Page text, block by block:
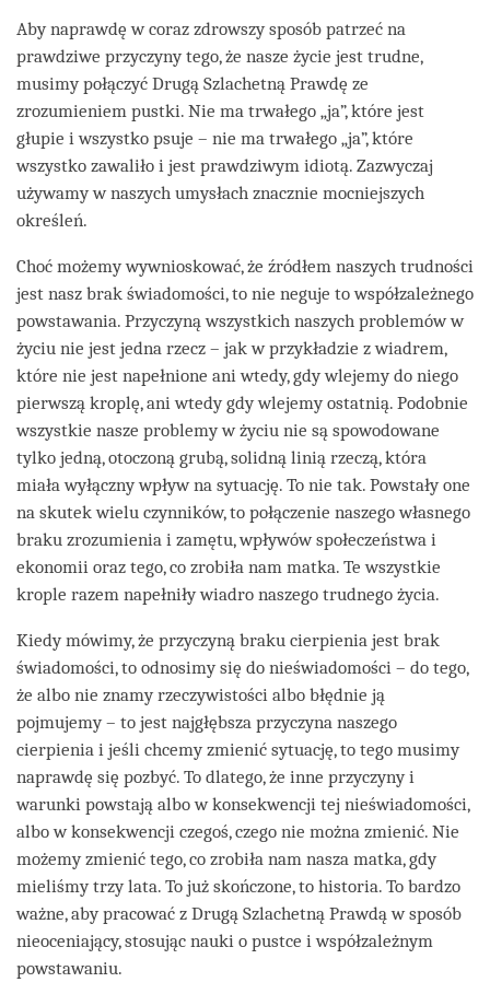
Aby naprawdę w coraz zdrowszy sposób patrzeć na
prawdziwe przyczyny tego, że nasze życie jest trudne,
musimy połączyć Drugą Szlachetną Prawdę ze
zrozumieniem pustki. Nie ma trwałego „ja”, które jest
głupie i wszystko psuje – nie ma trwałego „ja”, które
wszystko zawaliło i jest prawdziwym idiotą. Zazwyczaj
używamy w naszych umysłach znacznie mocniejszych
określeń.
Choć możemy wywnioskować, że źródłem naszych trudności
jest nasz brak świadomości, to nie neguje to współzależnego
powstawania. Przyczyną wszystkich naszych problemów w
życiu nie jest jedna rzecz – jak w przykładzie z wiadrem,
które nie jest napełnione ani wtedy, gdy wlejemy do niego
pierwszą kroplę, ani wtedy gdy wlejemy ostatnią. Podobnie
wszystkie nasze problemy w życiu nie są spowodowane
tylko jedną, otoczoną grubą, solidną linią rzeczą, która
miała wyłączny wpływ na sytuację. To nie tak. Powstały one
na skutek wielu czynników, to połączenie naszego własnego
braku zrozumienia i zamętu, wpływów społeczeństwa i
ekonomii oraz tego, co zrobiła nam matka. Te wszystkie
krople razem napełniły wiadro naszego trudnego życia.
Kiedy mówimy, że przyczyną braku cierpienia jest brak
świadomości, to odnosimy się do nieświadomości – do tego,
że albo nie znamy rzeczywistości albo błędnie ją
pojmujemy – to jest najgłębsza przyczyna naszego
cierpienia i jeśli chcemy zmienić sytuację, to tego musimy
naprawdę się pozbyć. To dlatego, że inne przyczyny i
warunki powstają albo w konsekwencji tej nieświadomości,
albo w konsekwencji czegoś, czego nie można zmienić. Nie
możemy zmienić tego, co zrobiła nam nasza matka, gdy
mieliśmy trzy lata. To już skończone, to historia. To bardzo
ważne, aby pracować z Drugą Szlachetną Prawdą w sposób
nieoceniający, stosując nauki o pustce i współzależnym
powstawaniu.